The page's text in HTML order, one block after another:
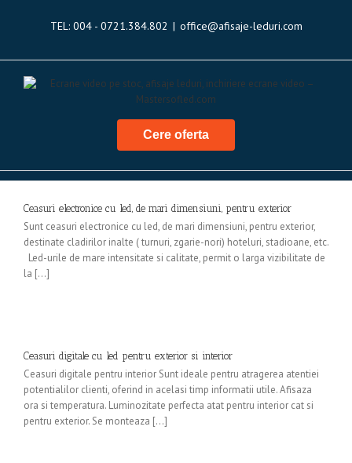
TEL: 004 - 0721.384.802 | office@afisaje-leduri.com
Cere oferta
Ceasuri electronice cu led, de mari dimensiuni, pentru exterior
Sunt ceasuri electronice cu led, de mari dimensiuni, pentru exterior,
destinate cladirilor inalte ( turnuri, zgarie-nori) hoteluri, stadioane, etc.
Led-urile de mare intensitate si calitate, permit o larga vizibilitate de
la [...]
Ceasuri digitale cu led pentru exterior si interior
Ceasuri digitale pentru interior Sunt ideale pentru atragerea atentiei
potentialilor clienti, oferind in acelasi timp informatii utile. Afisaza
ora si temperatura. Luminozitate perfecta atat pentru interior cat si
pentru exterior. Se monteaza [...]